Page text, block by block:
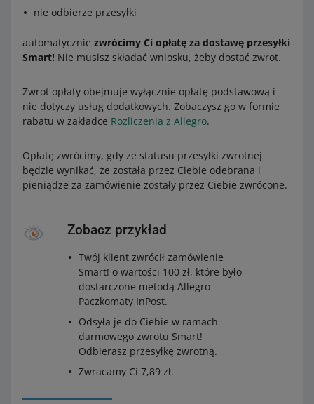
nie odbierze przesyłki
automatycznie zwrócimy Ci opłatę za dostawę przesyłki
Smart! Nie musisz składać wniosku, żeby dostać zwrot.
Zwrot opłaty obejmuje wyłącznie opłatę podstawową i
nie dotyczy usług dodatkowych. Zobaczysz go w formie
rabatu w zakładce Rozliczenia z Allegro.
Opłatę zwrócimy, gdy ze statusu przesyłki zwrotnej
będzie wynikać, że została przez Ciebie odebrana i
pieniądze za zamówienie zostały przez Ciebie zwrócone.
Zobacz przykład
Twój klient zwrócił zamówienie
Smart! o wartości 100 zł, które było
dostarczone metodą Allegro
Paczkomaty InPost.
Odsyła je do Ciebie w ramach
darmowego zwrotu Smart!
Odbierasz przesyłkę zwrotną.
Zwracamy Ci 7,89 zł.